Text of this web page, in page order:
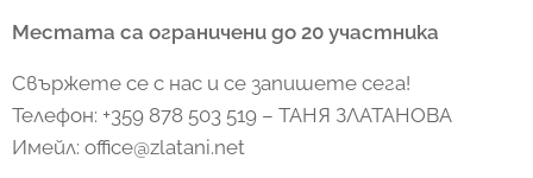
Местата са ограничени до 20 участника
Свържете се с нас и се запишете сега!
Телефон: +359 878 503 519 – ТАНЯ ЗЛАТАНОВА
Имейл: office@zlatani.net